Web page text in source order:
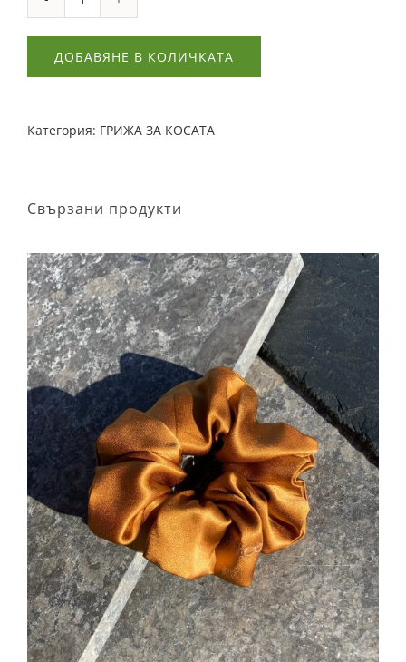
количество
за
Копринен
-
ДОБАВЯНЕ В КОЛИЧКАТА
Категория: ГРИЖА ЗА КОСАТА
Свързани продукти